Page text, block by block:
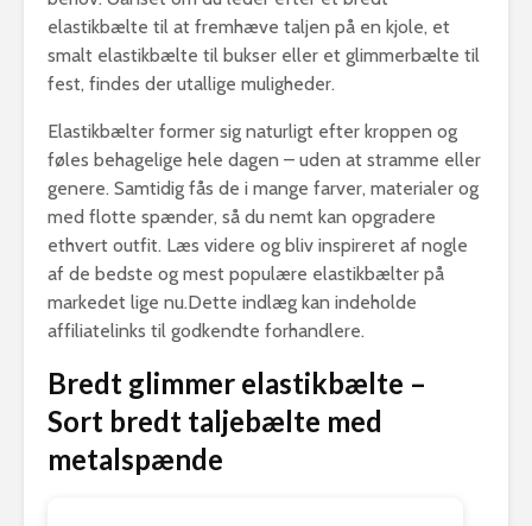
elastikbælte til at fremhæve taljen på en kjole, et
smalt elastikbælte til bukser eller et glimmerbælte til
fest, findes der utallige muligheder.
Elastikbælter former sig naturligt efter kroppen og
føles behagelige hele dagen – uden at stramme eller
genere. Samtidig fås de i mange farver, materialer og
med flotte spænder, så du nemt kan opgradere
ethvert outfit. Læs videre og bliv inspireret af nogle
af de bedste og mest populære elastikbælter på
markedet lige nu.Dette indlæg kan indeholde
affiliatelinks til godkendte forhandlere.
Bredt glimmer elastikbælte –
Sort bredt taljebælte med
metalspænde